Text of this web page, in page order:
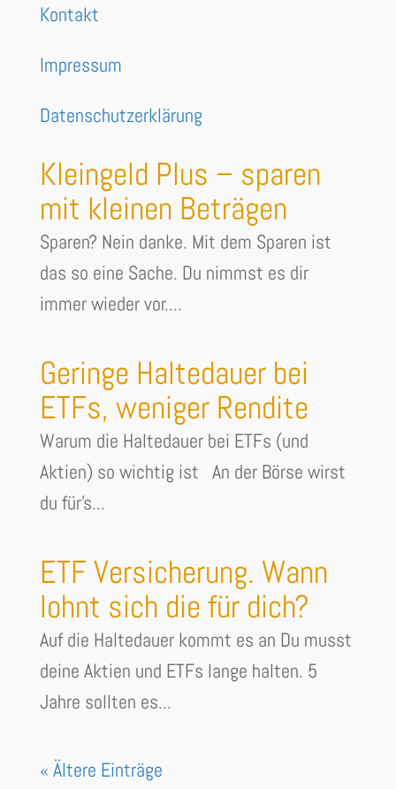
Kontakt
Impressum
Datenschutzerklärung
Kleingeld Plus – sparen
mit kleinen Beträgen
Sparen? Nein danke. Mit dem Sparen ist
das so eine Sache. Du nimmst es dir
immer wieder vor....
Geringe Haltedauer bei
ETFs, weniger Rendite
Warum die Haltedauer bei ETFs (und
Aktien) so wichtig ist An der Börse wirst
du für's...
ETF Versicherung. Wann
lohnt sich die für dich?
Auf die Haltedauer kommt es an Du musst
deine Aktien und ETFs lange halten. 5
Jahre sollten es...
« Ältere Einträge